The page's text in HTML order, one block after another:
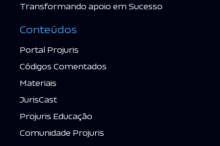
Transformando apoio em Sucesso
Conteúdos
Portal Projuris
Códigos Comentados
Materiais
JurisCast
Projuris Educação
Comunidade Projuris